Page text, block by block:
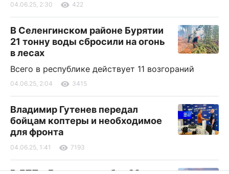
04.06.25, 2:30 422
В Селенгинском районе Бурятии
21 тонну воды сбросили на огонь
в лесах
Всего в республике действует 11 возгораний
04.06.25, 2:04 3415
Владимир Гутенев передал
бойцам коптеры и необходимое
для фронта
04.06.25, 1:41 7193